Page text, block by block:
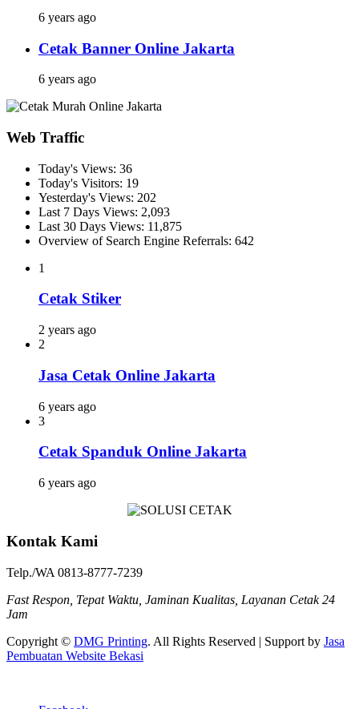
6 years ago
Cetak Banner Online Jakarta
6 years ago
Web Traffic
Today's Views: 36
Today's Visitors: 19
Yesterday's Views: 202
Last 7 Days Views: 2,093
Last 30 Days Views: 11,875
Overview of Search Engine Referrals: 642
1
Cetak Stiker
2 years ago
2
Jasa Cetak Online Jakarta
6 years ago
3
Cetak Spanduk Online Jakarta
6 years ago
Kontak Kami
Telp./WA 0813-8777-7239
Fast Respon, Tepat Waktu, Jaminan Kualitas, Layanan Cetak 24
Jam
Copyright © DMG Printing. All Rights Reserved | Support by Jasa
Pembuatan Website Bekasi